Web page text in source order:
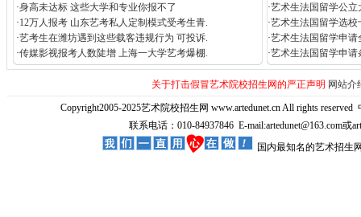
·身高未达标 这些大学和专业你报不了
·12万人报考 山东艺考私人定制模式受考生青.
·艺考生在潍坊遇到这些载客违规行为 可投诉.
·传媒影视报考人数陡增 上海一大学艺考爆棚.
·艺术生法国留学公立
·艺术生法国留学选校
·艺术生法国留学申请
·艺术生法国留学申请
关于打击假冒艺术院校招生网的严正声明 网站介
Copyright2005-2025艺术院校招生网 www.artedunet.cn All rights reserved
联系电话：010-84937846 E-mail:artedunet@163.com或
国内最知名的艺术招生